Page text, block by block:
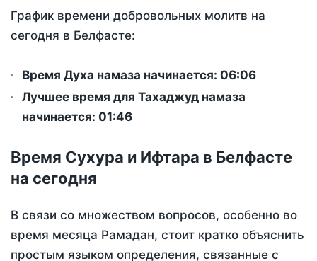
График времени добровольных молитв на
сегодня в Белфасте:
Время Духа намаза начинается: 06:06
Лучшее время для Тахаджуд намаза
начинается: 01:46
Время Сухура и Ифтара в Белфасте
на сегодня
В связи со множеством вопросов, особенно во
время месяца Рамадан, стоит кратко объяснить
простым языком определения, связанные с